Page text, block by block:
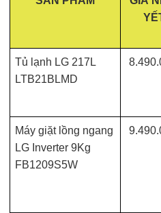
Tủ lạnh LG 217L
LTB21BLMD
Máy giặt lồng ngang
LG Inverter 9Kg
FB1209S5W